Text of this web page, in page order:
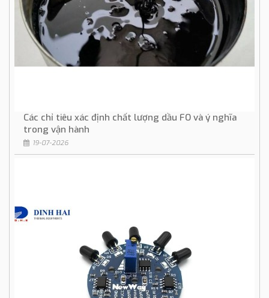
Các chỉ tiêu xác định chất lượng dầu FO và ý nghĩa
trong vận hành
19-07-2026